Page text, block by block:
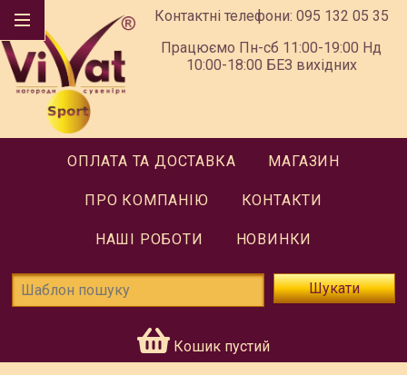
Контактні телефони: 095 132 05 35
Працюємо Пн-сб 11:00-19:00 Нд
10:00-18:00 БЕЗ вихідних
ОПЛАТА ТА ДОСТАВКА МАГАЗИН
ПРО КОМПАНІЮ КОНТАКТИ
НАШІ РОБОТИ НОВИНКИ
Шукати
Кошик пустий